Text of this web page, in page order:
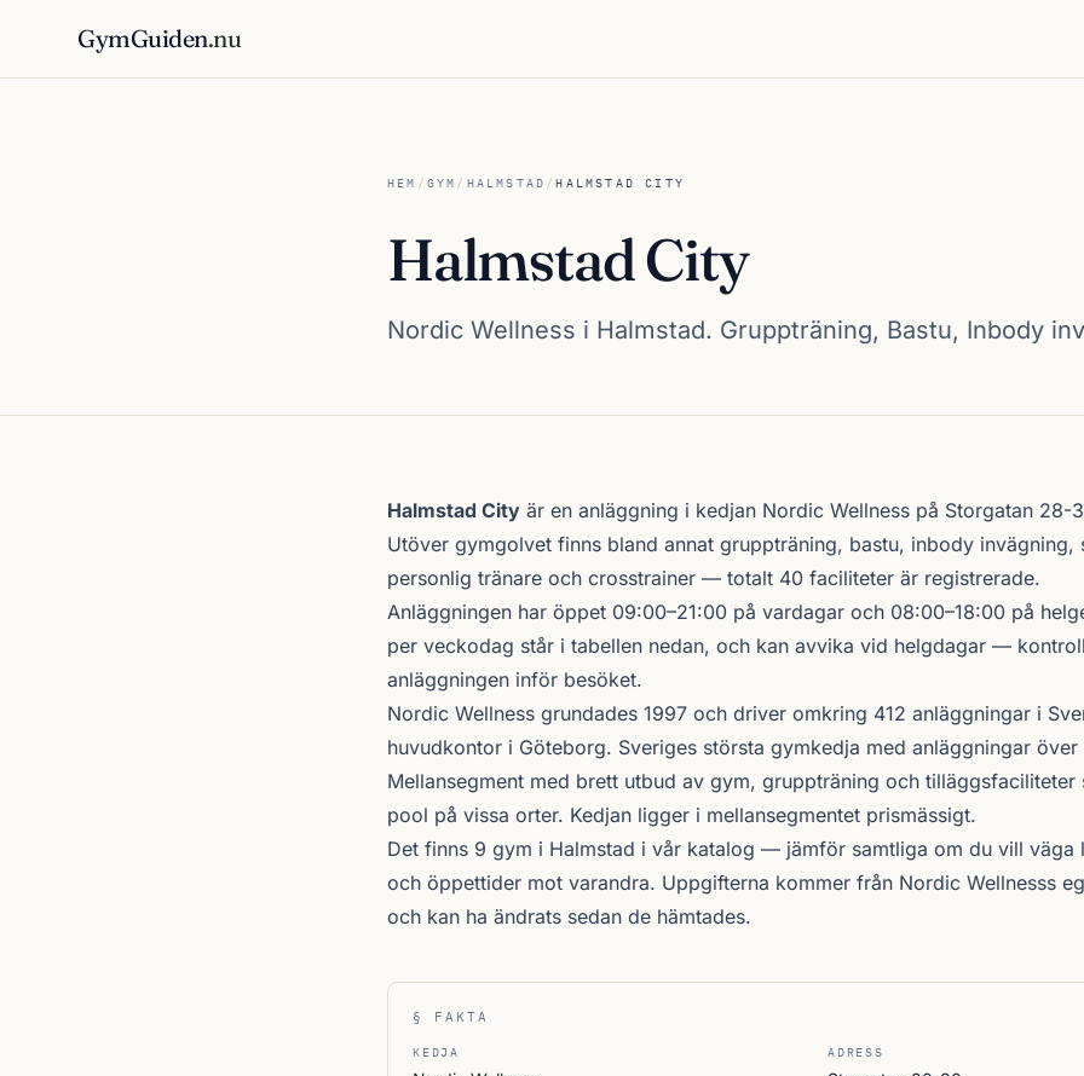
GymGuiden.nu
HEM / GYM / HALMSTAD /HALMSTAD CITY
Halmstad City
Nordic Wellness i Halmstad. Gruppträning, Bastu, Inbody
Om Halmstad City
Halmstad City är en anläggning i kedjan Nordic Wellness på Storgatan 28-
Utöver gymgolvet finns bland annat gruppträning, bastu, inbody invägning,
personlig tränare och crosstrainer — totalt 40 faciliteter är registrerade.
Anläggningen har öppet 09:00–21:00 på vardagar och 08:00–18:00 på
per veckodag står i tabellen nedan, och kan avvika vid helgdagar —
anläggningen inför besöket.
Nordic Wellness grundades 1997 och driver omkring 412 anläggningar i
huvudkontor i Göteborg. Sveriges största gymkedja med anläggningar över
Mellansegment med brett utbud av gym, gruppträning och tilläggsfaciliteter
pool på vissa orter. Kedjan ligger i mellansegmentet prismässigt.
Det finns 9 gym i Halmstad i vår katalog — jämför samtliga om du vill väga
och öppettider mot varandra. Uppgifterna kommer från Nordic Wellnesss
och kan ha ändrats sedan de hämtades.
§ FAKTA
KEDJA ADRESS